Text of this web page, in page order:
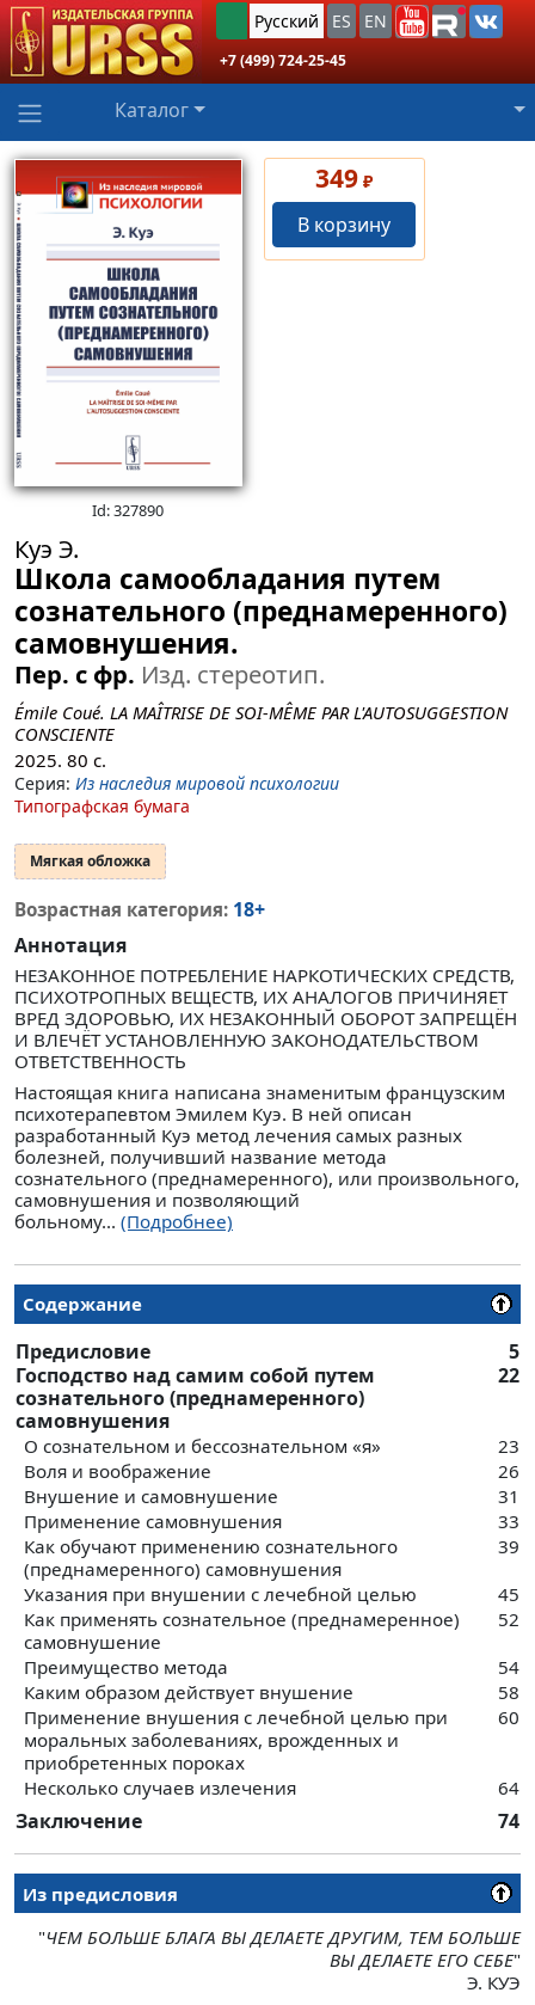
Русский ES EN
+7 (499) 724-25-45
Каталог
Id: 327890
349 ₽
В корзину
Куэ Э.
Школа самообладания путем
сознательного (преднамеренного)
самовнушения.
Пер. с фр. Изд. стереотип.
Émile Coué. LA MAÎTRISE DE SOI-MÊME PAR L'AUTOSUGGESTION
CONSCIENTE
2025. 80 с.
Серия: Из наследия мировой психологии
Типографская бумага
Мягкая обложка
Возрастная категория: 18+
Аннотация
НЕЗАКОННОЕ ПОТРЕБЛЕНИЕ НАРКОТИЧЕСКИХ СРЕДСТВ,
ПСИХОТРОПНЫХ ВЕЩЕСТВ, ИХ АНАЛОГОВ ПРИЧИНЯЕТ
ВРЕД ЗДОРОВЬЮ, ИХ НЕЗАКОННЫЙ ОБОРОТ ЗАПРЕЩЁН
И ВЛЕЧЁТ УСТАНОВЛЕННУЮ ЗАКОНОДАТЕЛЬСТВОМ
ОТВЕТСТВЕННОСТЬ
Настоящая книга написана знаменитым французским
психотерапевтом Эмилем Куэ. В ней описан
разработанный Куэ метод лечения самых разных
болезней, получивший название метода
сознательного (преднамеренного), или произвольного,
самовнушения и позволяющий
больному... (Подробнее)
Содержание
Предисловие
5
Господство над самим собой путем
сознательного (преднамеренного)
самовнушения
22
О сознательном и бессознательном «я»
23
Воля и воображение
26
Внушение и самовнушение
31
Применение самовнушения
33
Как обучают применению сознательного
(преднамеренного) самовнушения
39
Указания при внушении с лечебной целью
45
Как применять сознательное (преднамеренное)
самовнушение
52
Преимущество метода
54
Каким образом действует внушение
58
Применение внушения с лечебной целью при
моральных заболеваниях, врожденных и
приобретенных пороках
60
Несколько случаев излечения 64
Заключение 74
Из предисловия
"ЧЕМ БОЛЬШЕ БЛАГА ВЫ ДЕЛАЕТЕ ДРУГИМ, ТЕМ БОЛЬШЕ
ВЫ ДЕЛАЕТЕ ЕГО СЕБЕ"
Э. КУЭ